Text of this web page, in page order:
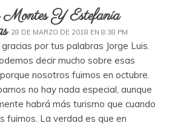
Montes Y Estefanía
28 DE MARZO DE 2018 EN 8:38 PM
gracias por tus palabras Jorge Luis.
decir mucho sobre esas
nosotros fuimos en octubre.
no hay nada especial, aunque
habrá más turismo que cuando
fuimos. La verdad es que en